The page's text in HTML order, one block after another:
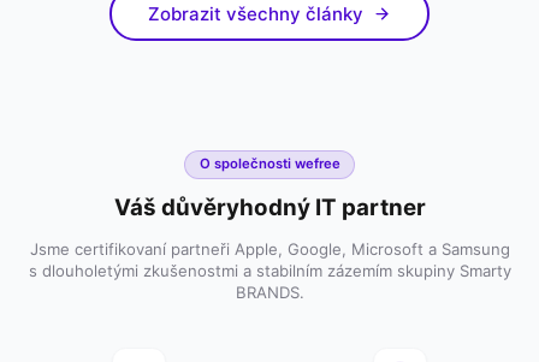
Zobrazit všechny články
O společnosti wefree
Váš důvěryhodný IT partner
Jsme certifikovaní partneři Apple, Google, Microsoft a Samsung
s dlouholetými zkušenostmi a stabilním zázemím skupiny Smarty
BRANDS.